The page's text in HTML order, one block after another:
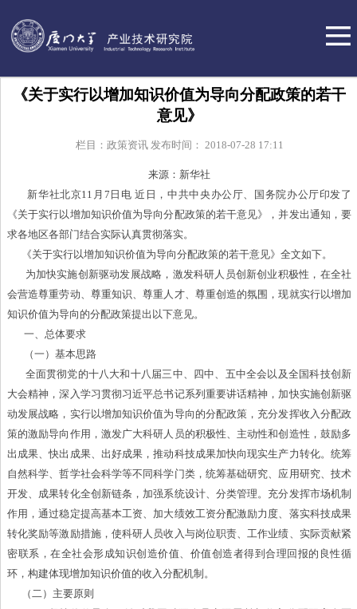
《关于实行以增加知识价值为导向分配政策的若干
意见》
栏目： 政策资讯 发布时间： 2018-07-28 17:11
来源：新华社
新华社北京11月7日电 近日，中共中央办公厅、国务院办公厅印发了
《关于实行以增加知识价值为导向分配政策的若干意见》，并发出通知，要
求各地区各部门结合实际认真贯彻落实。
《关于实行以增加知识价值为导向分配政策的若干意见》全文如下。
为加快实施创新驱动发展战略，激发科研人员创新创业积极性，在全社
会营造尊重劳动、尊重知识、尊重人才、尊重创造的氛围，现就实行以增加
知识价值为导向的分配政策提出以下意见。
一、总体要求
（一）基本思路
全面贯彻党的十八大和十八届三中、四中、五中全会以及全国科技创新
大会精神，深入学习贯彻习近平总书记系列重要讲话精神，加快实施创新驱
动发展战略，实行以增加知识价值为导向的分配政策，充分发挥收入分配政
策的激励导向作用，激发广大科研人员的积极性、主动性和创造性，鼓励多
出成果、快出成果、出好成果，推动科技成果加快向现实生产力转化。统筹
自然科学、哲学社会科学等不同科学门类，统筹基础研究、应用研究、技术
开发、成果转化全创新链条，加强系统设计、分类管理。充分发挥市场机制
作用，通过稳定提高基本工资、加大绩效工资分配激励力度、落实科技成果
转化奖励等激励措施，使科研人员收入与岗位职责、工作业绩、实际贡献紧
密联系，在全社会形成知识创造价值、价值创造者得到合理回报的良性循
环，构建体现增加知识价值的收入分配机制。
（二）主要原则